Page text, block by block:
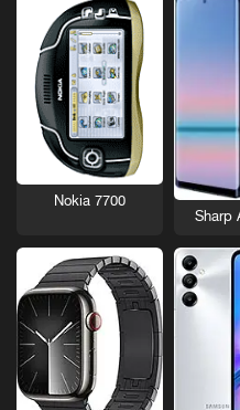
Sharp
Nokia 7700